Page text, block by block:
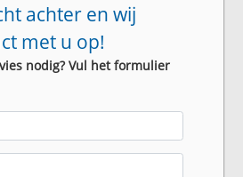
achter en wij
met u op!
nodig? Vul het formulier